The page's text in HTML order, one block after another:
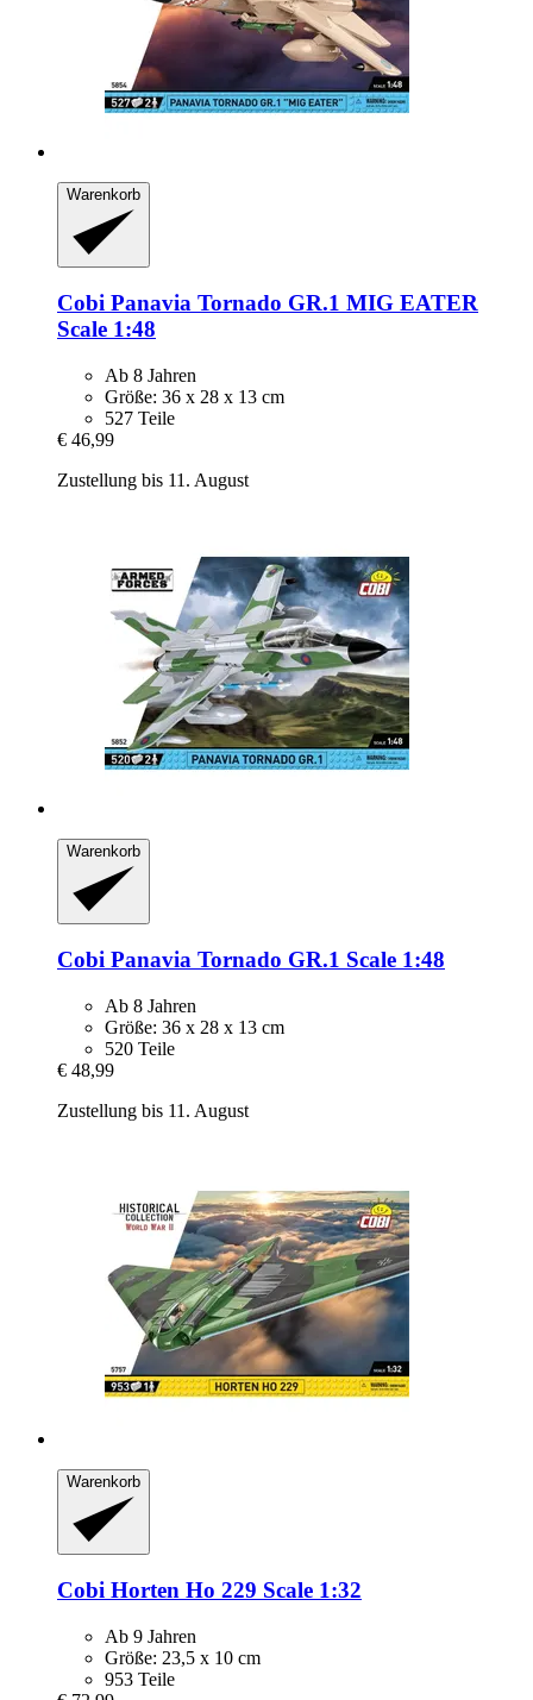
Warenkorb
Cobi Panavia Tornado GR.1 MIG EATER
Scale 1:48
Ab 8 Jahren
Größe: 36 x 28 x 13 cm
527 Teile
€ 46,99
Zustellung bis 11. August
Warenkorb
Cobi Panavia Tornado GR.1 Scale 1:48
Ab 8 Jahren
Größe: 36 x 28 x 13 cm
520 Teile
€ 48,99
Zustellung bis 11. August
Warenkorb
Cobi Horten Ho 229 Scale 1:32
Ab 9 Jahren
Größe: 23,5 x 10 cm
953 Teile